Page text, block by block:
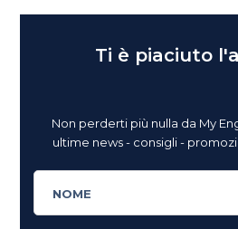
Ti è piaciuto
Non perderti più nulla da My
ultime news - consigli -